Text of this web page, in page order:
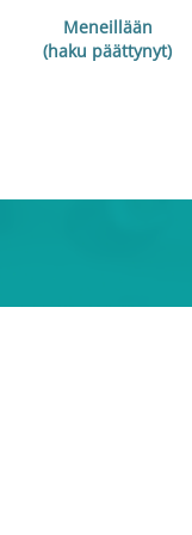
Meneillään
(haku päättynyt)